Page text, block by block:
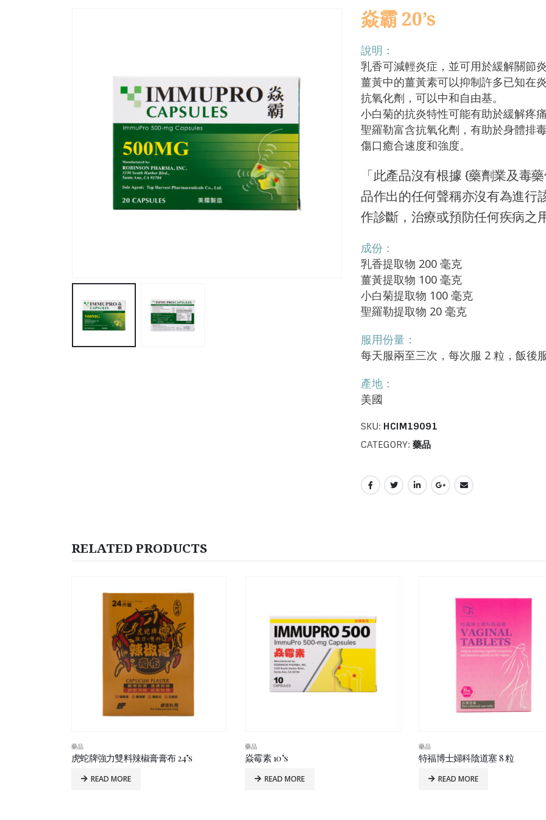
焱霸 20’s
說明：
乳香可減輕炎症，並可用於緩解關節
薑黃中的薑黃素可以抑制許多已知在
抗氧化劑，可以中和自由基。
小白菊的抗炎特性可能有助於緩解疼
聖羅勒富含抗氧化劑，有助於身體排
傷口癒合速度和強度。
「此產品沒有根據 {藥劑業及毒
品作出的任何聲稱亦沒有為進行
作診斷，治療或預防任何疾病之
成份：
乳香提取物 200 毫克
薑黃提取物 100 毫克
小白菊提取物 100 毫克
聖羅勒提取物 20 毫克
服用份量：
每天服兩至三次，每次服 2 粒，飯後
產地：
美國
SKU: HCIM19091
CATEGORY: 藥品
RELATED PRODUCTS
藥品
焱霉素 10’s
READ MORE
藥品
特福博士婦科陰道塞 8 粒
READ MORE
藥品
強力特效 辣椒膏膏布 24片裝/盒
READ MORE